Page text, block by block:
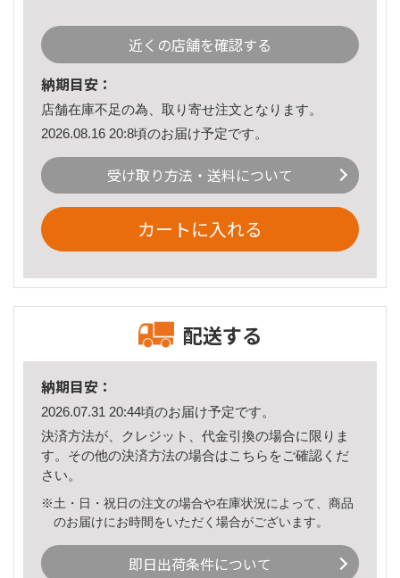
近くの店舗を確認する
納期目安：
店舗在庫不足の為、取り寄せ注文となります。
2026.08.16 20:8頃のお届け予定です。
受け取り方法・送料について
カートに入れる
配送する
納期目安：
2026.07.31 20:44頃のお届け予定です。
決済方法が、クレジット、代金引換の場合に限りま
す。その他の決済方法の場合はこちら をご確認くだ
さい。
※土・日・祝日の注文の場合や在庫状況によって、商品
のお届けにお時間をいただく場合がございます。
即日出荷条件について